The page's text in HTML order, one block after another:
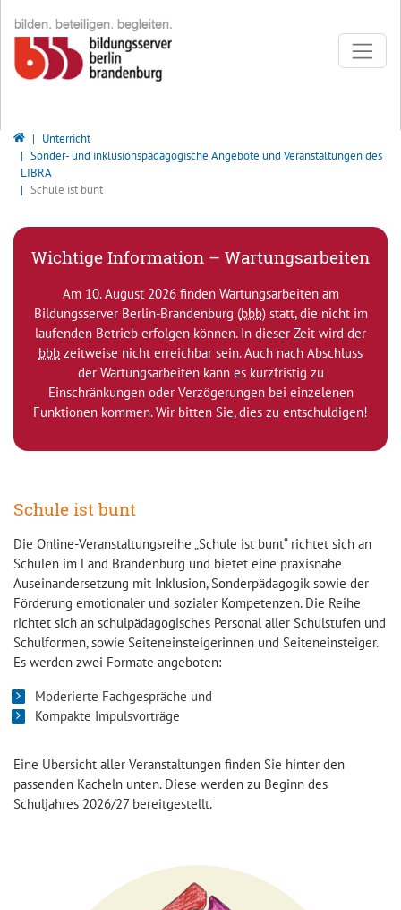
Bildungsserver Berlin - Brandenburg
Unterricht
Sonder- und inklusionspädagogische Angebote und Veranstaltungen des
LIBRA
Schule ist bunt
Wichtige Information – Wartungsarbeiten
Am 10. August 2026 finden Wartungsarbeiten am
Bildungsserver Berlin-Brandenburg (bbb) statt, die nicht im
laufenden Betrieb erfolgen können. In dieser Zeit wird der
bbb zeitweise nicht erreichbar sein. Auch nach Abschluss
der Wartungsarbeiten kann es kurzfristig zu
Einschränkungen oder Verzögerungen bei einzelenen
Funktionen kommen. Wir bitten Sie, dies zu entschuldigen!
Schule ist bunt
Die Online-Veranstaltungsreihe „Schule ist bunt“ richtet sich an
Schulen im Land Brandenburg und bietet eine praxisnahe
Auseinandersetzung mit Inklusion, Sonderpädagogik sowie der
Förderung emotionaler und sozialer Kompetenzen. Die Reihe
richtet sich an schulpädagogisches Personal aller Schulstufen und
Schulformen, sowie Seiteneinsteigerinnen und Seiteneinsteiger.
Es werden zwei Formate angeboten:
Moderierte Fachgespräche und
Kompakte Impulsvorträge
Eine Übersicht aller Veranstaltungen finden Sie hinter den
passenden Kacheln unten. Diese werden zu Beginn des
Schuljahres 2026/27 bereitgestellt.